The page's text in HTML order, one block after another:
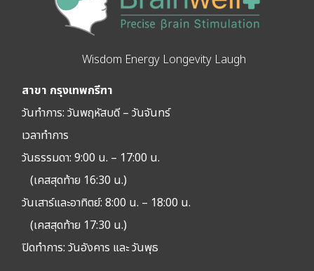
Wisdom Energy Longevity Laugh
สาขา กรุงเทพกรีฑา
วันทำการ: วันพฤหัสบดี – วันจันทร์
เวลาทำการ
วันธรรมดา: 9:00 น. – 17:00 น.
(เคสสุดท้าย 16:30 น.)
วันเสาร์และอาทิตย์: 8:00 น. – 18:00 น.
(เคสสุดท้าย 17:30 น.)
ปิดทำการ:วันอังคาร และ วันพุธ